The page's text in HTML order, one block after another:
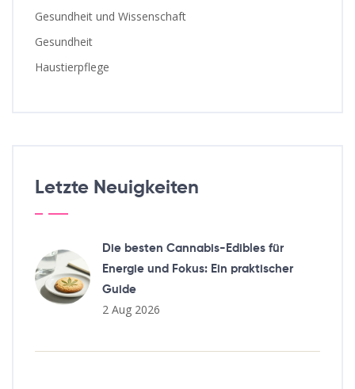
Gesundheit und Wissenschaft
Gesundheit
Haustierpflege
Letzte Neuigkeiten
Die besten Cannabis-Edibles für
Energie und Fokus: Ein praktischer
Guide
2 Aug 2026